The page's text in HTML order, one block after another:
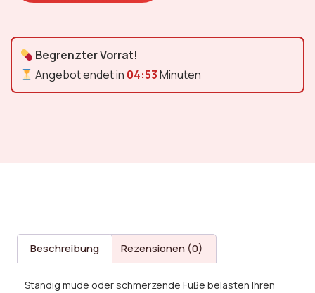
Begrenzter Vorrat!
Angebot endet in 04:52Minuten
Beschreibung Rezensionen (0)
Ständig müde oder schmerzende Füße belasten Ihren